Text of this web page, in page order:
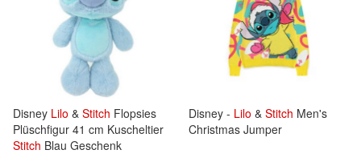
Disney Lilo & Stitch Flopsies
Plüschfigur 41 cm Kuscheltier
Stitch Blau Geschenk
Disney - Lilo & Stitch Men's
Christmas Jumper